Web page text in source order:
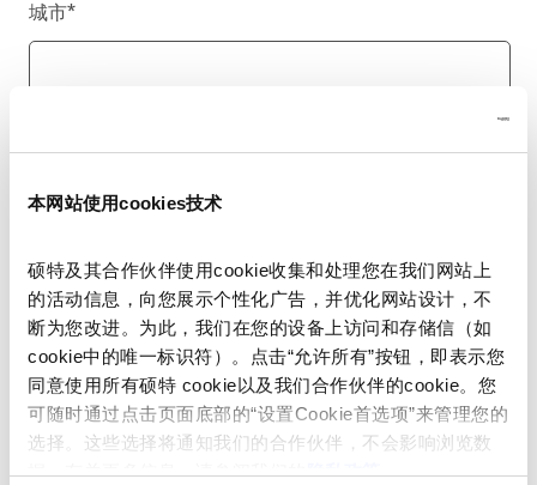
本网站使用cookies技术
硕特及其合作伙伴使用cookie收集和处理您在我们网站上
的活动信息，向您展示个性化广告，并优化网站设计，不
断为您改进。为此，我们在您的设备上访问和存储信（如
cookie中的唯一标识符）。点击“允许所有”按钮，即表示您
同意使用所有硕特 cookie以及我们合作伙伴的cookie。您
可随时通过点击页面底部的“设置Cookie首选项”来管理您的
选择。这些选择将通知我们的合作伙伴，不会影响浏览数
据。有关更多信息，请参阅我们的隐私政策。
城市*
电话号码
留言*